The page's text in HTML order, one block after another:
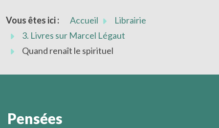
Vous êtes ici : Accueil
Librairie
3. Livres sur Marcel Légaut
Quand renaît le spirituel
Pensées